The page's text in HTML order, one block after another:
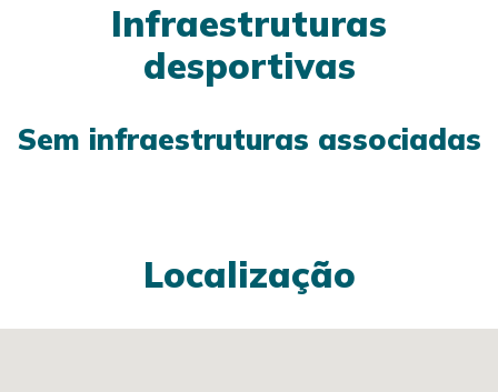
Infraestruturas
desportivas
Sem infraestruturas associadas
Localização